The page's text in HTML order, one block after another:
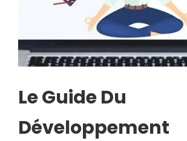
Le Guide Du
Développement